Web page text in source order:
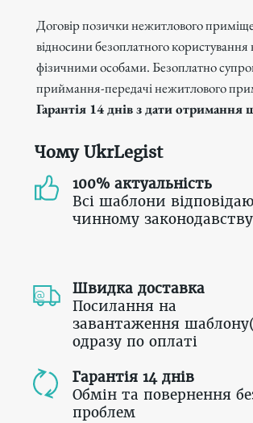
Договір позички нежитлового
відносини безоплатного
фізичними особами. Безоплатно
приймання-передачі нежитлового
Гарантія 14 днів з дати отримання
Чому UkrLegist
100% актуальність
Всі шаблони
чинному законодавству
Швидка доставка
Посилання на
завантаження
одразу по оплаті
Гарантія 14 днів
Обмін та повернення
проблем